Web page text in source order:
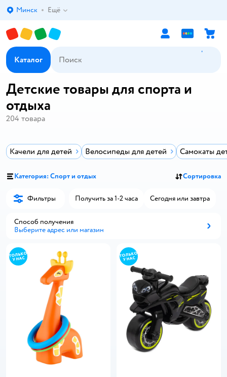
Выбор адреса доставки.
Минск Ещё
Каталог
Детские товары для спорта и
отдыха
204 товара
Качели для детей Велосипеды для детей Самокаты
Категория: Спорт и отдых Сортировка
Фильтры Получить за 1-2 часа Сегодня или завтра
Способ получения
Выберите адрес или магазин